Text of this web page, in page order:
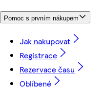
Pomoc s prvním nákupem
Jak nakupovat
Registrace
Rezervace času
Oblíbené